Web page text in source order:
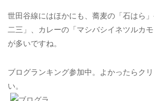
世田谷線にはほかにも、蕎麦の「石はら
二三」、カレーの「マシバシイネツルカ
が多いですね。
ブログランキング参加中。よかったらク
い。